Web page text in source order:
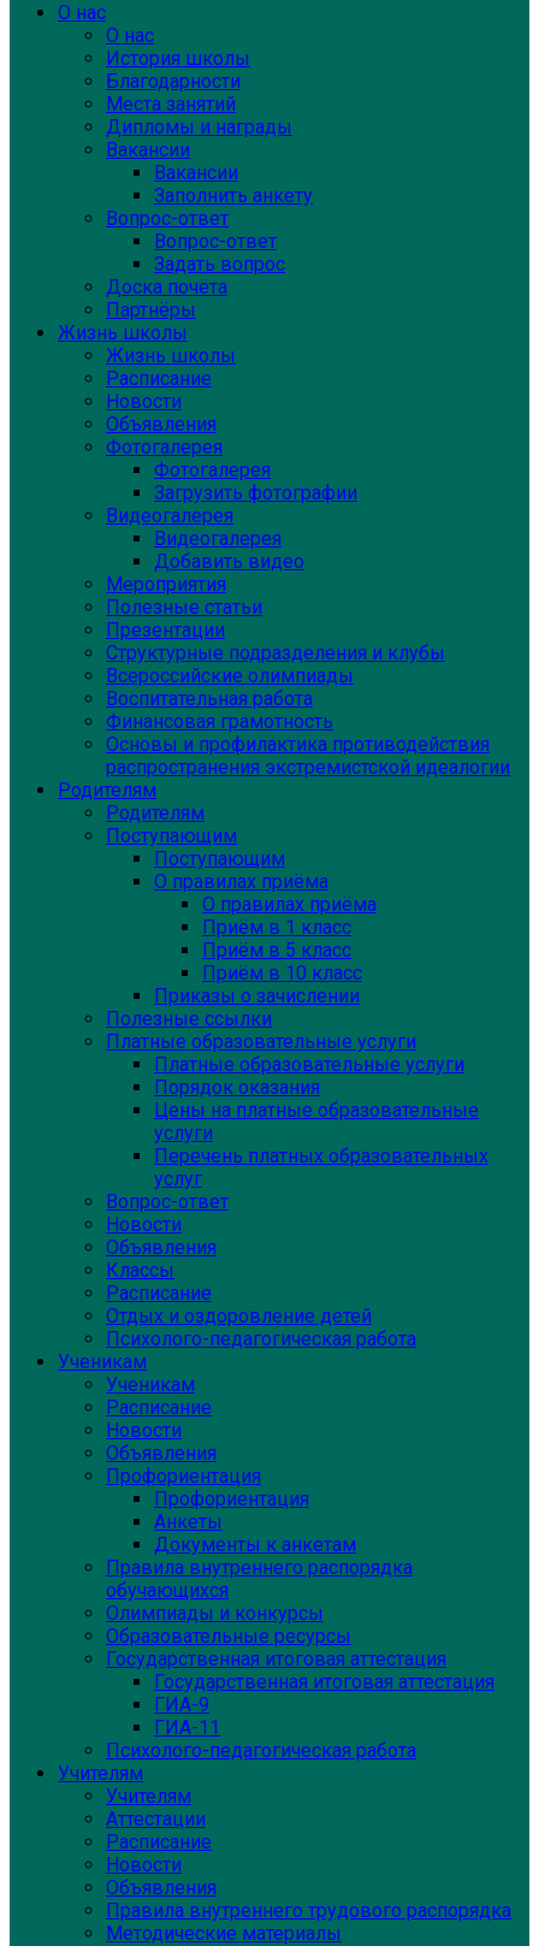
О нас
О нас
История школы
Благодарности
Места занятий
Дипломы и награды
Вакансии
Вакансии
Заполнить анкету
Вопрос-ответ
Вопрос-ответ
Задать вопрос
Доска почёта
Партнёры
Жизнь школы
Жизнь школы
Расписание
Новости
Объявления
Фотогалерея
Фотогалерея
Загрузить фотографии
Видеогалерея
Видеогалерея
Добавить видео
Мероприятия
Полезные статьи
Презентации
Структурные подразделения и клубы
Всероссийские олимпиады
Воспитательная работа
Финансовая грамотность
Основы и профилактика противодействия
распространения экстремистской идеалогии
Родителям
Родителям
Поступающим
Поступающим
О правилах приёма
О правилах приёма
Приём в 1 класс
Приём в 5 класс
Приём в 10 класс
Приказы о зачислении
Полезные ссылки
Платные образовательные услуги
Платные образовательные услуги
Порядок оказания
Цены на платные образовательные
услуги
Перечень платных образовательных
услуг
Вопрос-ответ
Новости
Объявления
Классы
Расписание
Отдых и оздоровление детей
Психолого-педагогическая работа
Ученикам
Ученикам
Расписание
Новости
Объявления
Профориентация
Профориентация
Анкеты
Документы к анкетам
Правила внутреннего распорядка
обучающихся
Олимпиады и конкурсы
Образовательные ресурсы
Государственная итоговая аттестация
Государственная итоговая аттестация
ГИА-9
ГИА-11
Психолого-педагогическая работа
Учителям
Учителям
Аттестации
Расписание
Новости
Объявления
Правила внутреннего трудового распорядка
Методические материалы